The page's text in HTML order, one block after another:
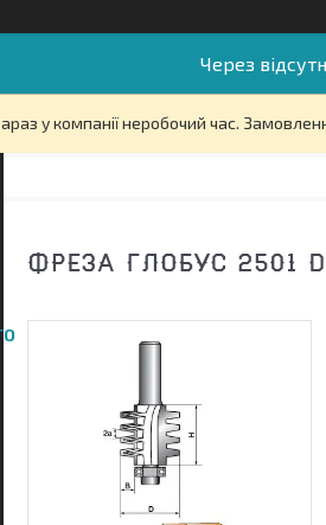
Через
у компанії неробочий час.
ФРЕЗА ГЛОБУС 2501